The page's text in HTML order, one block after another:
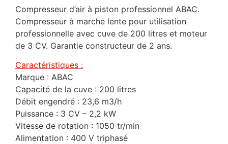
Compresseur d’air à piston professionnel ABAC.
Compresseur à marche lente pour utilisation
professionnelle avec cuve de 200 litres et moteur
de 3 CV. Garantie constructeur de 2 ans.
Caractéristiques :
Marque : ABAC
Capacité de la cuve : 200 litres
Débit engendré : 23,6 m3/h
Puissance : 3 CV – 2,2 kW
Vitesse de rotation : 1050 tr/min
Alimentation : 400 V triphasé